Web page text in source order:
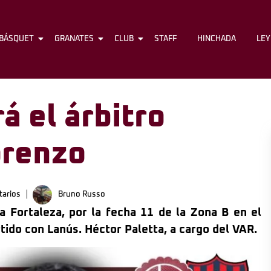
FÚTBOL BÁSQUET GRANATES CLUB STAFF
GRANATES CLUB STAFF HINCHADA
el árbitro
Bruno Russo
Fortaleza, por la fecha 11 de la Zona B en el
con Lanús. Héctor Paletta, a cargo del VAR.